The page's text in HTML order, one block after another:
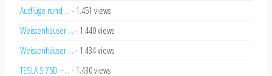
Ausflüge rund ... - 1.451 views
Weissenhäuser ... - 1.440 views
Weissenhäuser ... - 1.434 views
TESLA S 75D –... - 1.430 views